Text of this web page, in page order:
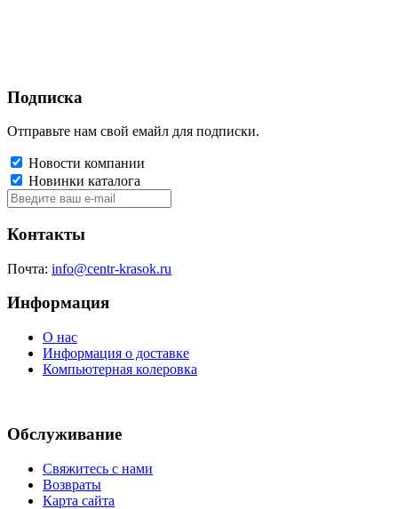
Подписка
Отправьте нам свой емайл для подписки.
Новости компании
Новинки каталога
Контакты
Почта: info@centr-krasok.ru
Информация
О нас
Информация о доставке
Компьютерная колеровка
Обслуживание
Свяжитесь с нами
Возвраты
Карта сайта